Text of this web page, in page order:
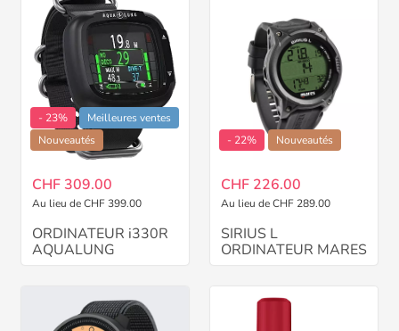
- 23%
Meilleures ventes
Nouveautés
CHF 309.00
Au lieu de CHF 399.00
ORDINATEUR i330R
AQUALUNG
- 22% Nouveautés
CHF 226.00
Au lieu de CHF 289.00
SIRIUS L
ORDINATEUR MARES